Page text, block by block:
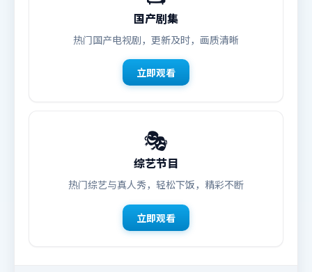
国产剧集
热门国产电视剧，更新及时，画质清晰
立即观看
🎭
综艺节目
热门综艺与真人秀，轻松下饭，精彩不断
立即观看